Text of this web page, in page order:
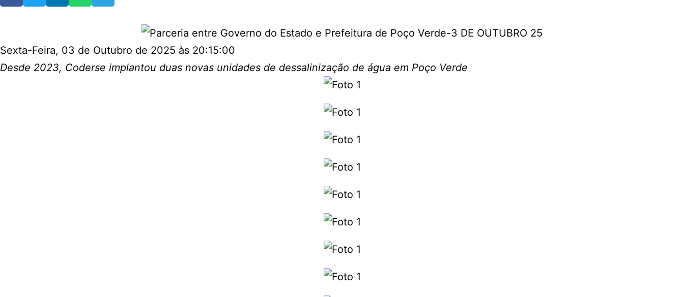
Sexta-Feira, 03 de Outubro de 2025 às 20:15:00
Desde 2023, Coderse implantou duas novas unidades de dessalinização de água em Poço Verde